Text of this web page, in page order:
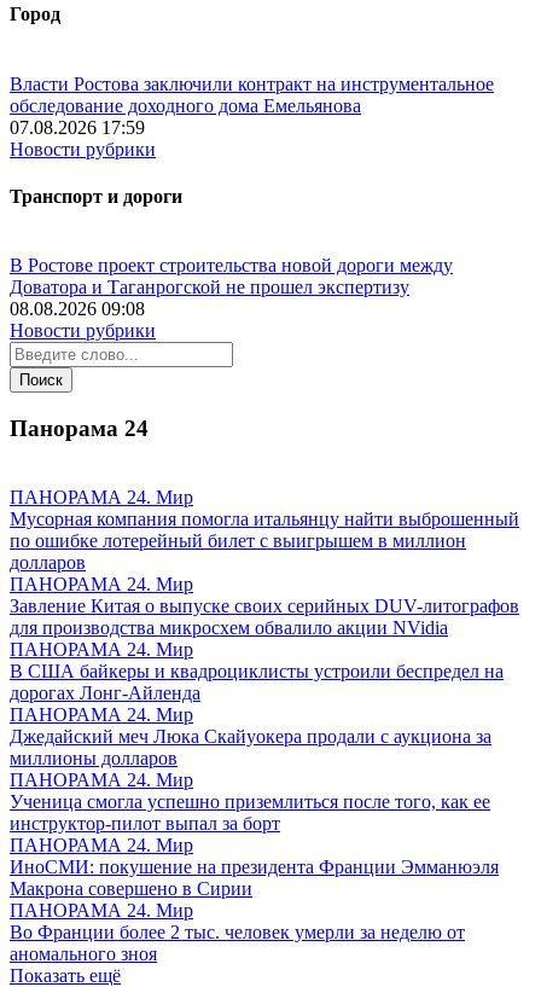
Город
Власти Ростова заключили контракт на инструментальное
обследование доходного дома Емельянова
07.08.2026 17:59
Новости рубрики
Транспорт и дороги
В Ростове проект строительства новой дороги между
Доватора и Таганрогской не прошел экспертизу
08.08.2026 09:08
Новости рубрики
Панорама 24
ПАНОРАМА 24. Мир
Мусорная компания помогла итальянцу найти выброшенный
по ошибке лотерейный билет с выигрышем в миллион
долларов
ПАНОРАМА 24. Мир
Завление Китая о выпуске своих серийных DUV-литографов
для производства микросхем обвалило акции NVidia
ПАНОРАМА 24. Мир
В США байкеры и квадроциклисты устроили беспредел на
дорогах Лонг-Айленда
ПАНОРАМА 24. Мир
Джедайский меч Люка Скайуокера продали с аукциона за
миллионы долларов
ПАНОРАМА 24. Мир
Ученица смогла успешно приземлиться после того, как ее
инструктор-пилот выпал за борт
ПАНОРАМА 24. Мир
ИноСМИ: покушение на президента Франции Эмманюэля
Макрона совершено в Сирии
ПАНОРАМА 24. Мир
Во Франции более 2 тыс. человек умерли за неделю от
аномального зноя
Показать ещё